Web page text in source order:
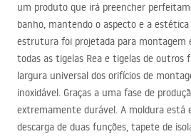
um produto que irá preencher
banho, mantendo o aspecto e a
estrutura foi projetada para montagem
todas as tigelas Rea e tigelas de outros
largura universal dos orifícios de
inoxidável. Graças a uma fase de
extremamente durável. A moldura está
descarga de duas funções, tapete de